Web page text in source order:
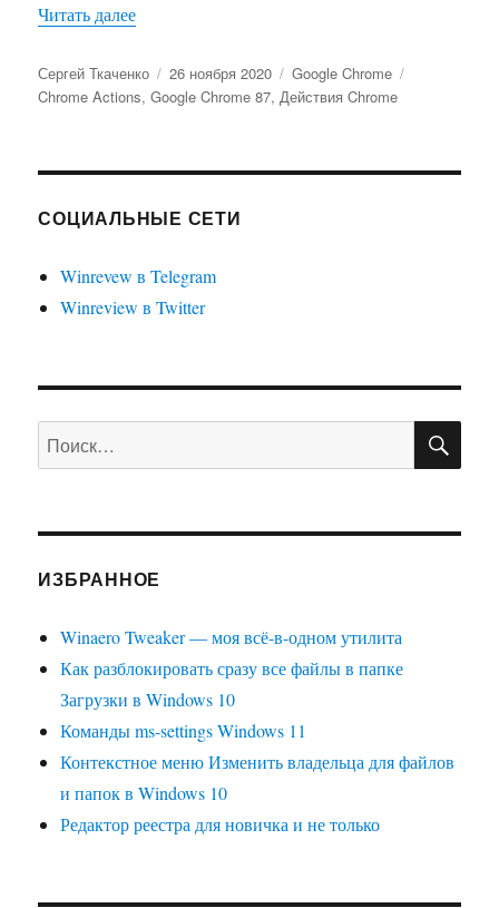
Читать далее«Как включить Действия Chrome в Google
Автор
Сергей Ткаченко Опубликовано
26 ноября 2020 Рубрики
Google Chrome
Chrome Actions,Google Chrome 87,Действия Chrome
СОЦИАЛЬНЫЕ СЕТИ
Winrevew в Telegram
Winreview в Twitter
Искать:
ИЗБРАННОЕ
Winaero Tweaker — моя всё-в-одном утилита
Как разблокировать сразу все файлы в папке
Загрузки в Windows 10
Команды ms-settings Windows 11
Контекстное меню Изменить владельца для файлов
и папок в Windows 10
Редактор реестра для новичка и не только